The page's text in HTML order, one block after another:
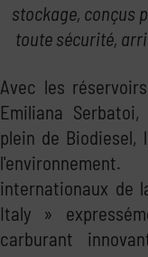
NOT
stockage, conçus
toute sécurité,
Avec les
Emiliana
plein de
internationaux de
Italy »
carburant